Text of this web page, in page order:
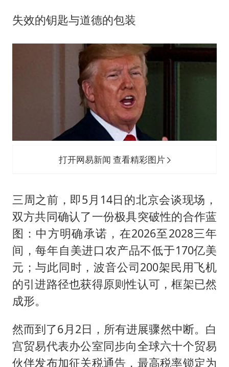
失效的钥匙与道德的包装
打开网易新闻 查看精彩图片
三周之前，即5月14日的北京会谈现场，
双方共同确认了一份极具突破性的合作蓝
图：中方明确承诺，在2026至2028三年
间，每年自美进口农产品不低于170亿美
元；与此同时，波音公司200架民用飞机
的引进路径也获得原则性认可，框架已然
成形。
然而到了6月2日，所有进展骤然中断。白
宫贸易代表办公室同步向全球六十个贸易
伙伴发布加征关税通告，最高税率锁定为